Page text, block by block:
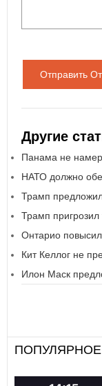
Отправить
Другие
Панама не
НАТО должно
Трамп
Трамп
Онтарио
Кит Келлог не
Илон Маск
ПОПУЛЯРНОЕ